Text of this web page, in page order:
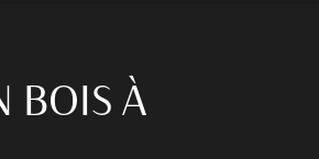
BOIS À